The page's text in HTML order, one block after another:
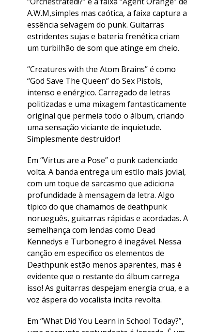
A.W.M,simples mas caótica, a faixa captura a
essência selvagem do punk. Guitarras
estridentes sujas e bateria frenética criam
um turbilhão de som que atinge em cheio.
“Creatures with the Atom Brains” é como
“God Save The Queen” do Sex Pistols,
intenso e enérgico. Carregado de letras
politizadas e uma mixagem fantasticamente
original que permeia todo o álbum, criando
uma sensação viciante de inquietude.
Simplesmente destruidor!
Em “Virtus are a Pose” o punk cadenciado
volta. A banda entrega um estilo mais jovial,
com um toque de sarcasmo que adiciona
profundidade à mensagem da letra. Algo
típico do que chamamos de deathpunk
norueguês, guitarras rápidas e acordadas. A
semelhança com lendas como Dead
Kennedys e Turbonegro é inegável. Nessa
canção em específico os elementos de
Deathpunk estão menos aparentes, mas é
evidente que o restante do álbum carrega
isso! As guitarras despejam energia crua, e a
voz áspera do vocalista incita revolta.
Em “What Did You Learn in School Today?”,